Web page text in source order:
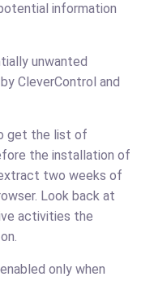
information
unwanted
CleverControl and
get the list of
the installation of
two weeks of
Look back at
activities the
only when